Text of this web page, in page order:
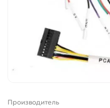
Производитель